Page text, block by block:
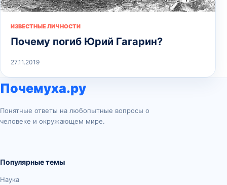
ИЗВЕСТНЫЕ ЛИЧНОСТИ
Почему погиб Юрий Гагарин?
27.11.2019
Почемуха.ру
Понятные ответы на любопытные вопросы о
человеке и окружающем мире.
Популярные темы
Наука